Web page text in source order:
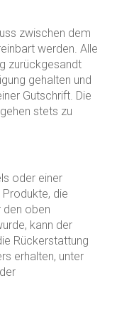
zwischen dem
werden. Alle
zurückgesandt
gehalten und
Gutschrift. Die
stets zu
oder einer
die
den oben
kann der
Rückerstattung
erhalten, unter